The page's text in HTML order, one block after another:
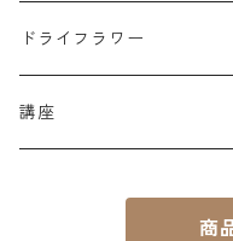
花想 - 小箱 -（メモリアル・想
季節の商品
花結 HANAYUI
アーティフィシャルフラワ
花守HANAMORI
仏花
花守 HANAMORI
リース
ドライフラワー
スワッグ
講座
商